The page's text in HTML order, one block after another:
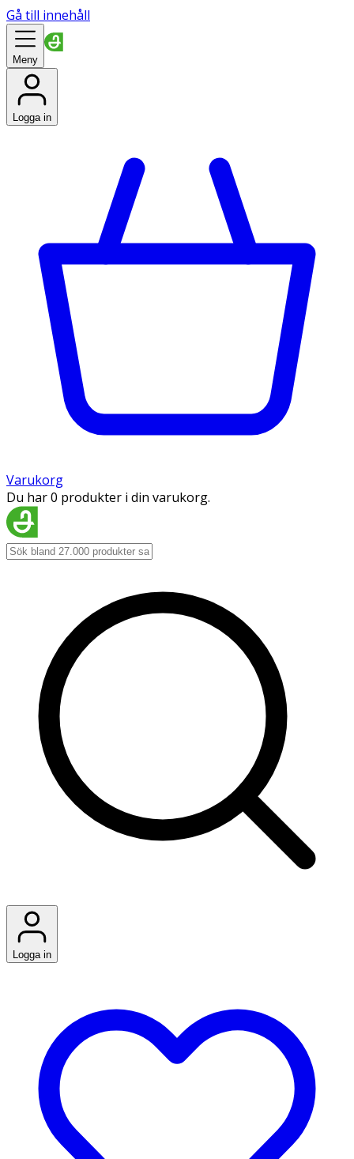
Gå till innehåll
Meny
Logga in
Varukorg
Du har 0 produkter i din varukorg.
Logga in